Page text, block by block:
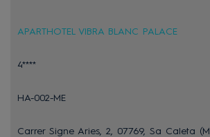
APARTHOTEL VIBRA BLANC PALACE
4****
HA-002-ME
Carrer Signe Aries, 2, 07769, Sa Caleta